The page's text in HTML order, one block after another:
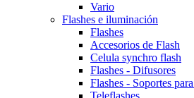
Vario
Flashes e iluminación
Flashes
Accesorios de Flash
Celula synchro flash
Flashes - Difusores
Flashes - Soportes
Teleflashes